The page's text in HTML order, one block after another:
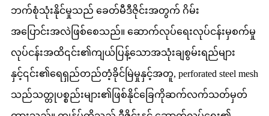
ဘက်စုံသုံးနိုင်မှုသည် ခေတ်မီဒီဇိုင်းအတွက် ဂိမ်း
အပြောင်းအလဲဖြစ်စေသည်။ ဆောက်လုပ်ရေးလုပ်ငန်းမှစက်မှု
လုပ်ငန်းအထိ၎င်း၏ကျယ်ပြန့်သောအသုံးချစွမ်းရည်များ
နှင့်၎င်း၏ရေရှည်တည်တံ့ခိုင်မြဲမှုနှင့်အတူ, perforated steel mesh
သည်သတ္တုပစ္စည်းများ၏ဖြစ်နိုင်ခြေကိုဆက်လက်သတ်မှတ်